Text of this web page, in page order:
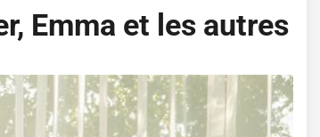
Emma et les autres